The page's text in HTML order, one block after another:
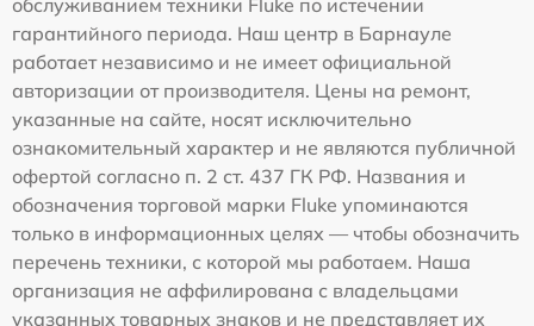
обслуживанием техники Fluke по истечении
гарантийного периода. Наш центр в Барнауле
работает независимо и не имеет официальной
авторизации от производителя. Цены на ремонт,
указанные на сайте, носят исключительно
ознакомительный характер и не являются публичной
офертой согласно п. 2 ст. 437 ГК РФ. Названия и
обозначения торговой марки Fluke упоминаются
только в информационных целях — чтобы обозначить
перечень техники, с которой мы работаем. Наша
организация не аффилирована с владельцами
указанных товарных знаков и не представляет их